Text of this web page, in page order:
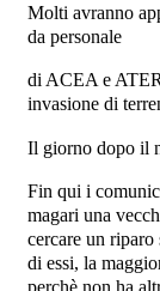
Molti avranno
da personale
di ACEA e
invasione di
Il giorno dopo il
Fin qui i
magari una
cercare un
di essi, la